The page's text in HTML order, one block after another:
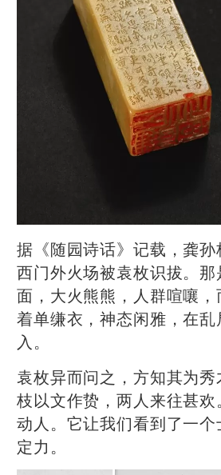
据《随园诗话》记载，龚
西门外火场被袁枚识拔。
面，大火熊熊，人群喧嚷
着单缣衣，神态闲雅，在
入。
袁枚异而问之，方知其为
枝以文作贽，两人来往甚
动人。它让我们看到了一
定力。